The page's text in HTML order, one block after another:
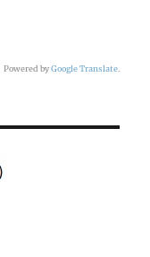
Powered byGoogle Translate.